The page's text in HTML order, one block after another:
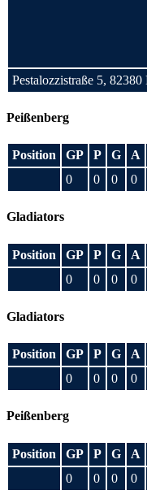
Pestalozzistraße 5,
Peißenberg
Position GP P G A
0
0 0 0
Gladiators
Position GP P G A
0
0 0 0
Gladiators
Position GP P G A
0
0 0 0
Peißenberg
Position GP P G A
0
0 0 0